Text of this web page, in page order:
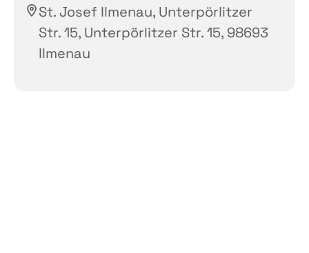
St. Josef Ilmenau, Unterpörlitzer
Str. 15, Unterpörlitzer Str. 15, 98693
Ilmenau